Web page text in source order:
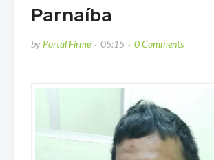
Parnaíba
byPortal Firme 05:15 0 Comments